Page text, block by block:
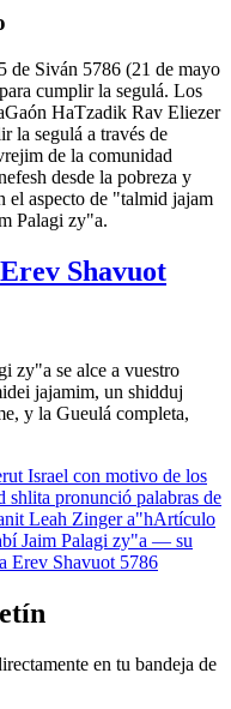
de Siván 5786 (21 de mayo
cumplir la segulá. Los
HaTzadik Rav Eliezer
la segulá a través de
de la comunidad
desde la pobreza y
el aspecto de "talmid jajam
Palagi zy"a.
Shavuot
zy"a se alce a vuestro
jajamim, un shidduj
y la Gueulá completa,
Israel con motivo de los
pronunció palabras de
Leah Zinger a"hArtículo
Jaim Palagi zy"a — su
Erev Shavuot 5786
en tu bandeja de